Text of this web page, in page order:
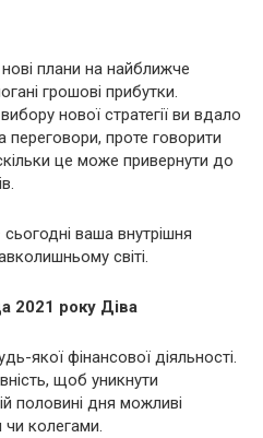
плани на найближче
грошові прибутки.
нової стратегії ви вдало
переговори, проте говорити
це може привернути до
ваша внутрішня
світі.
2021 року Діва
якої фінансової діяльності.
щоб уникнути
половині дня можливі
чи колегами.